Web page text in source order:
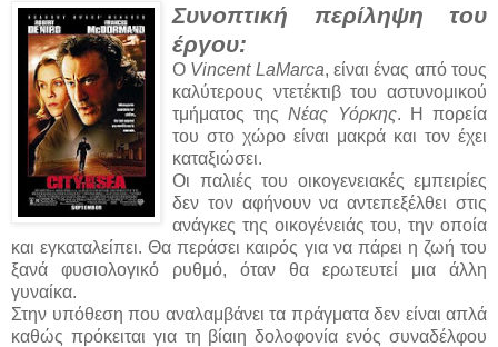
Συνοπτική περίληψη του
έργου:
Ο Vincent LaMarca, είναι ένας από τους
καλύτερους ντετέκτιβ του αστυνομικού
τμήματος τηςΝέας Υόρκης. Η πορεία
του στο χώρο είναι μακρά και τον έχει
καταξιώσει.
Οι παλιές του οικογενειακές εμπειρίες
δεν τον αφήνουν να αντεπεξέλθει στις
ανάγκες της οικογένειάς του, την οποία
και εγκαταλείπει. Θα περάσει καιρός για να πάρει η ζωή του
ξανά φυσιολογικό ρυθμό, όταν θα ερωτευτεί μια άλλη
γυναίκα.
Στην υπόθεση που αναλαμβάνει τα πράγματα δεν είναι απλά
καθώς πρόκειται για τη βίαιη δολοφονία ενός συναδέλφου